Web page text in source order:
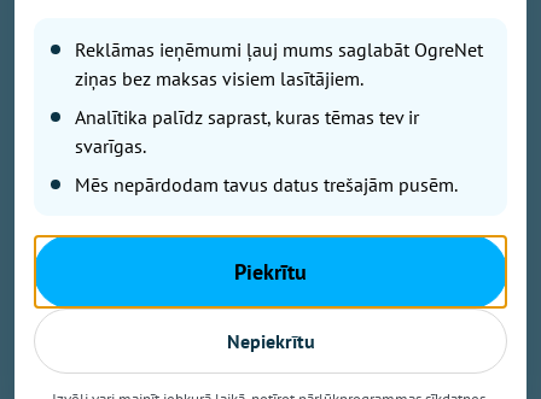
pārkāpumi izdarīti dienesta laikā, bet trīs - ārpus
dienesta. Kopumā laikā no 2021. gada līdz šī gada
augustam ieskaitot VP izdarīti 57
disciplinārpārkāpumi alkohola reibumā. No tiem 31
izdarīts 2021. gadā un 2022. gadā.
Ilze, darbojas skaistumkopšanā
Policistam ir jābūt paraugam sabiedrībai,
nedrīkstētu būt tā, ka no policista baidās. Ja
policists ir izdarījis noziegumu, viņam par to ir
jāatbild tāpat kā jebkuram citam, turklāt
policijā tāds vairs nedrīkstētu strādāt un
Reklāmas ieņēmumi ļauj mums saglabāt OgreNet
ziņas bez maksas visiem lasītājiem.
Analītika palīdz saprast, kuras tēmas tev ir
svarīgas.
Mēs nepārdodam tavus datus trešajām pusēm.
Piekrītu
Nepiekrītu